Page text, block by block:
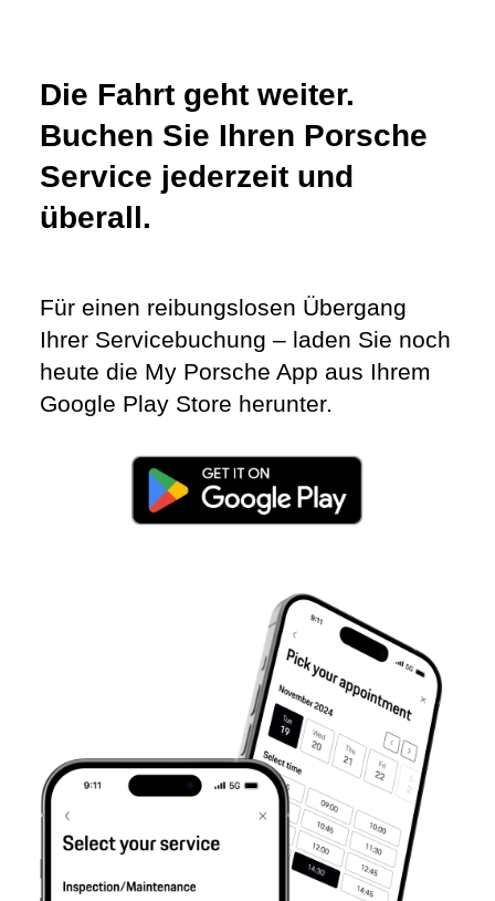
Die Fahrt geht weiter.
Buchen Sie Ihren Porsche
Service jederzeit und
überall.
Für einen reibungslosen Übergang
Ihrer Servicebuchung – laden Sie noch
heute die My Porsche App aus Ihrem
Google Play Store herunter.